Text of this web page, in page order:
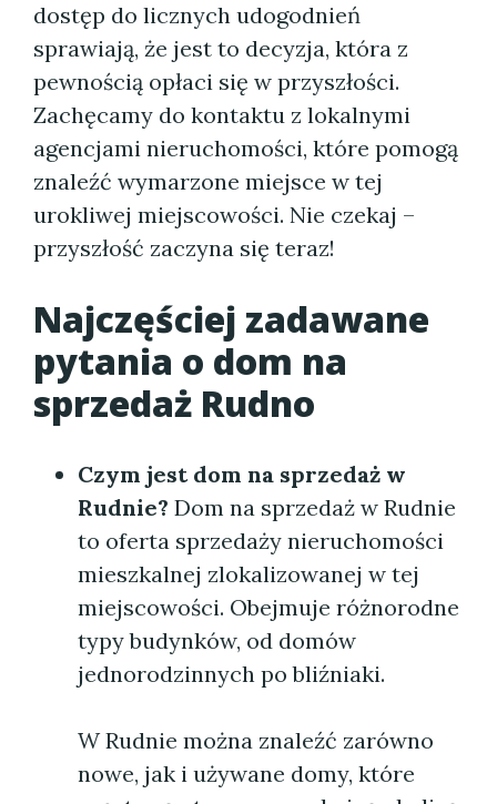
dostęp do licznych udogodnień
sprawiają, że jest to decyzja, która z
pewnością opłaci się w przyszłości.
Zachęcamy do kontaktu z lokalnymi
agencjami nieruchomości, które pomogą
znaleźć wymarzone miejsce w tej
urokliwej miejscowości. Nie czekaj –
przyszłość zaczyna się teraz!
Najczęściej zadawane
pytania o dom na
sprzedaż Rudno
Czym jest dom na sprzedaż w
Rudnie? Dom na sprzedaż w Rudnie
to oferta sprzedaży nieruchomości
mieszkalnej zlokalizowanej w tej
miejscowości. Obejmuje różnorodne
typy budynków, od domów
jednorodzinnych po bliźniaki.
W Rudnie można znaleźć zarówno
nowe, jak i używane domy, które